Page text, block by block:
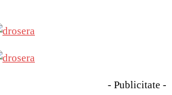
- Publicitate -